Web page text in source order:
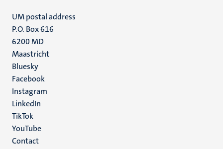
UM postal address
P.O. Box 616
6200 MD
Maastricht
Social
media
Bluesky
Facebook
Instagram
LinkedIn
TikTok
YouTube
Menu
Contact